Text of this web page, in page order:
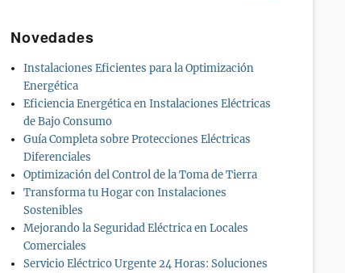
Novedades
Instalaciones Eficientes para la Optimización
Energética
Eficiencia Energética en Instalaciones Eléctricas
de Bajo Consumo
Guía Completa sobre Protecciones Eléctricas
Diferenciales
Optimización del Control de la Toma de Tierra
Transforma tu Hogar con Instalaciones
Sostenibles
Mejorando la Seguridad Eléctrica en Locales
Comerciales
Servicio Eléctrico Urgente 24 Horas: Soluciones